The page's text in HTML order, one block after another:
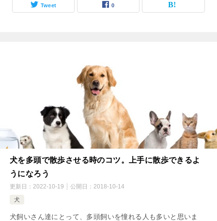
Tweet 0
犬を多頭で散歩させる時のコツ。上手に散歩できるよ
うになろう
更新日： 2022-10-19 公開日： 2018-10-14
犬
犬飼いさん達にとって、多頭飼いを憧れる人も多いと思いま